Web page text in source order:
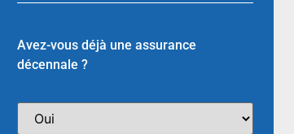
Avez-vous déjà une assurance
décennale ?